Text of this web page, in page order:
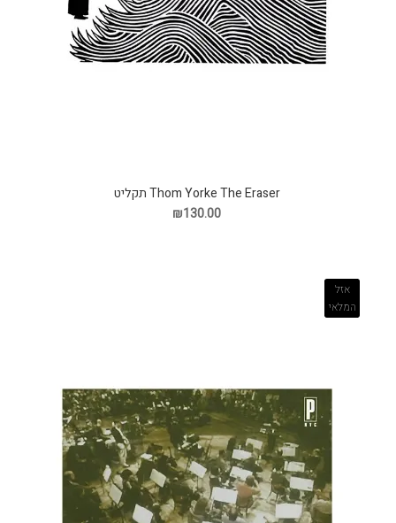
Thom Yorke The Eraser תקליט
₪130.00
אזל
המלאי